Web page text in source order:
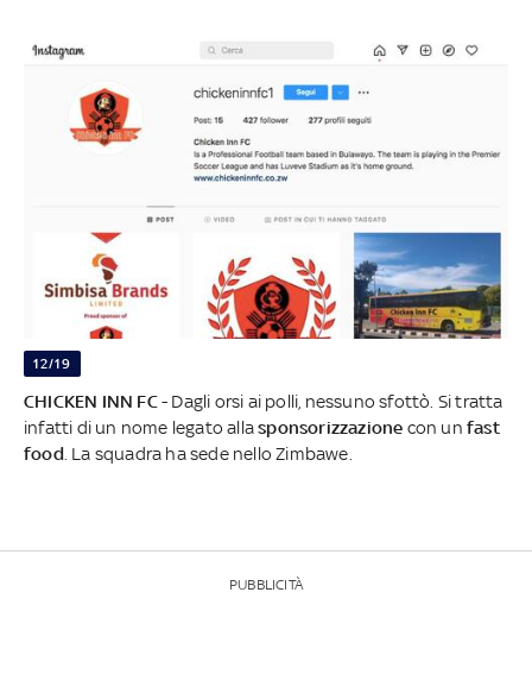
12/19
CHICKEN INN FC- Dagli orsi ai polli, nessuno sfottò. Si tratta
infatti di un nome legato allasponsorizzazione con unfast
food. La squadra ha sede nello Zimbawe.
PUBBLICITÀ